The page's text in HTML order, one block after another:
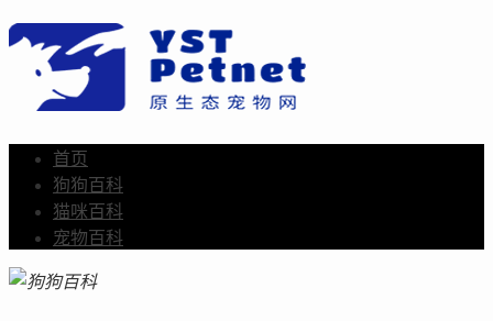
首页
狗狗百科
猫咪百科
宠物百科